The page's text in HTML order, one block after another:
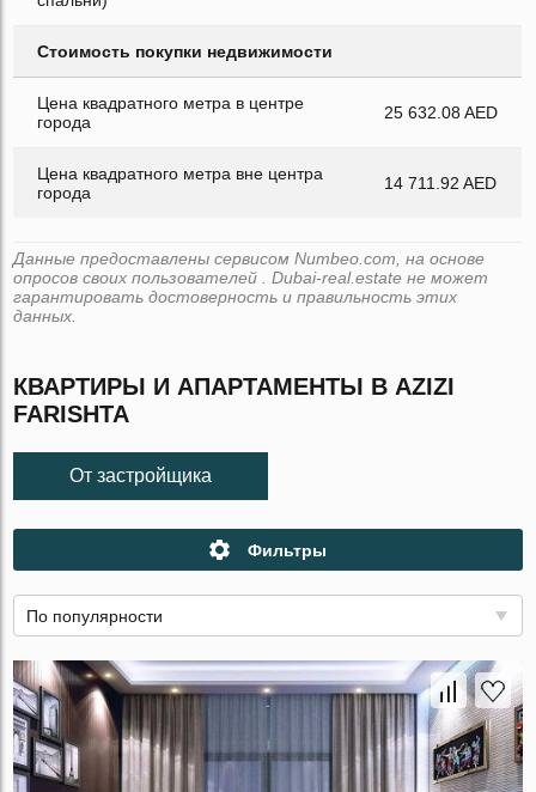
Стоимость покупки недвижимости
Цена квадратного метра в центре
города
25 632.08 AED
Цена квадратного метра вне центра
города
14 711.92 AED
Данные предоставлены сервисом Numbeo.com, на основе
опросов своих пользователей . Dubai-real.estate не может
гарантировать достоверность и правильность этих
данных.
КВАРТИРЫ И АПАРТАМЕНТЫ В AZIZI
FARISHTA
От застройщика
Фильтры
По популярности